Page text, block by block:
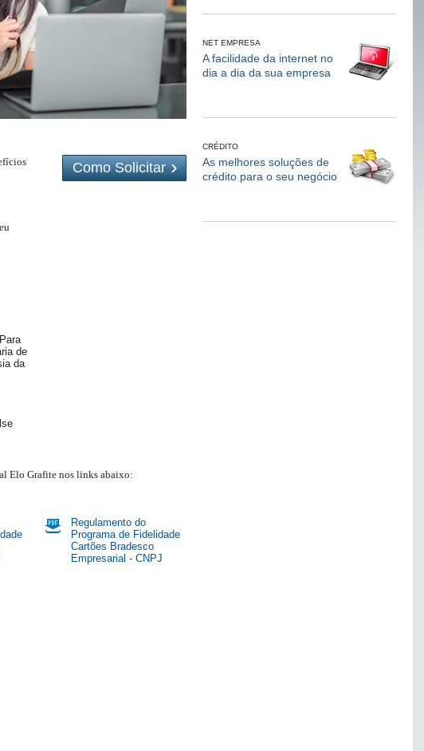
de
da
Como Solicitar
Elo Grafite nos links abaixo:
Regulamento do
Programa de Fidelidade
Cartões Bradesco
Empresarial - CNPJ
NET EMPRESA
A facilidade da internet no
dia a dia da sua empresa
CRÉDITO
As melhores soluções de
crédito para o seu negócio